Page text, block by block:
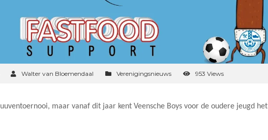
Walter van Bloemendaal Verenigingsnieuws 953 Views
maar vanaf dit jaar kent Veensche Boys voor de oudere jeugd het